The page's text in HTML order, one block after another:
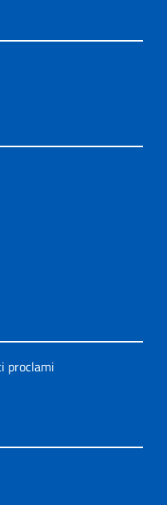
proclami